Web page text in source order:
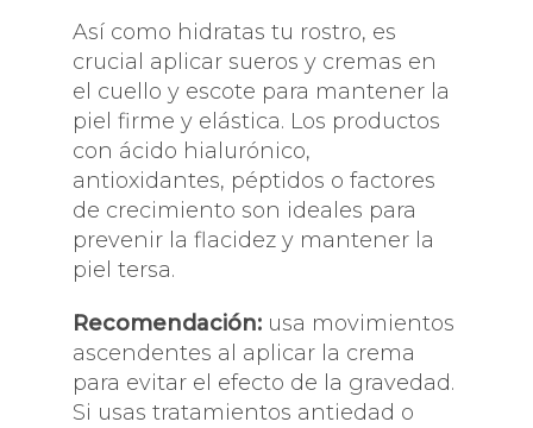
Así como hidratas tu rostro, es
crucial aplicar sueros y cremas en
el cuello y escote para mantener la
piel firme y elástica. Los productos
con ácido hialurónico,
antioxidantes, péptidos o factores
de crecimiento son ideales para
prevenir la flacidez y mantener la
piel tersa.
Recomendación: usa movimientos
ascendentes al aplicar la crema
para evitar el efecto de la gravedad.
Si usas tratamientos antiedad o